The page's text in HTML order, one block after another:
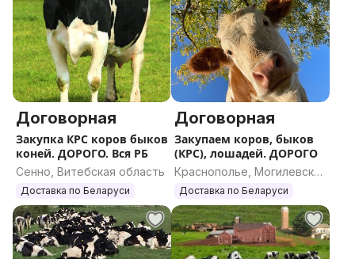
Договорная
Закупка КРС коров быков
коней. ДОРОГО. Вся РБ
Сенно, Витебская область
Доставка по Беларуси
Договорная
Закупаем коров, быков
(КРС), лошадей. ДОРОГО
Краснополье, Могилевская
область
Доставка по Беларуси